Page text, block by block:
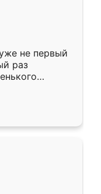
не первый
раз
второй раз
очень
из
здесь.